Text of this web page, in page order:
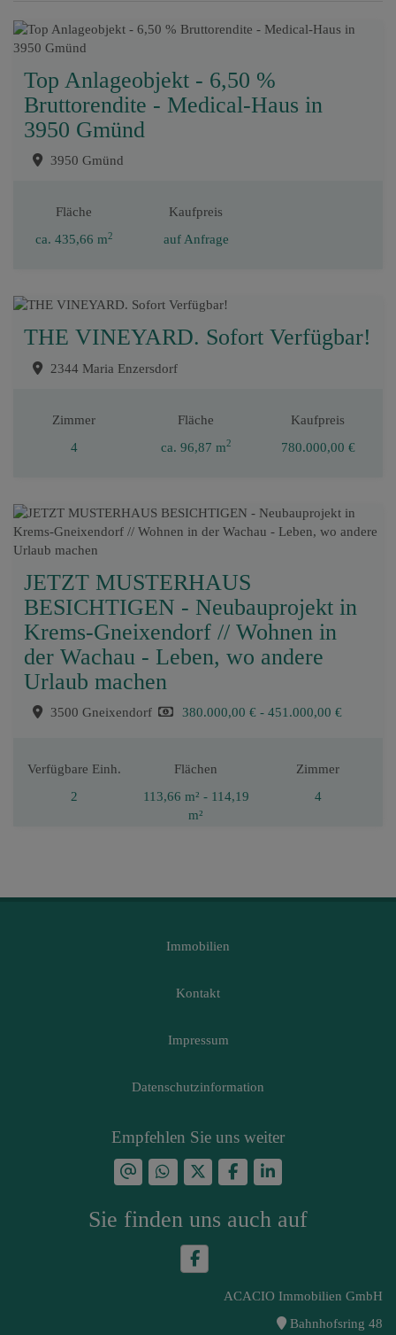
Top Anlageobjekt - 6,50 %
Bruttorendite - Medical-Haus in
3950 Gmünd
3950 Gmünd
Fläche
ca. 435,66 m2
Kaufpreis
auf Anfrage
THE VINEYARD. Sofort Verfügbar!
2344 Maria Enzersdorf
Zimmer
4
Fläche
ca. 96,87 m2
Kaufpreis
780.000,00 €
JETZT MUSTERHAUS
BESICHTIGEN - Neubauprojekt in
Krems-Gneixendorf // Wohnen in
der Wachau - Leben, wo andere
Urlaub machen
3500 Gneixendorf 380.000,00 € - 451.000,00 €
Verfügbare Einh.
2
Flächen
113,66 m² - 114,19
m²
Zimmer
4
Immobilien
Kontakt
Impressum
Datenschutzinformation
Empfehlen Sie uns weiter
Sie finden uns auch auf
ACACIO Immobilien GmbH
Bahnhofsring 48